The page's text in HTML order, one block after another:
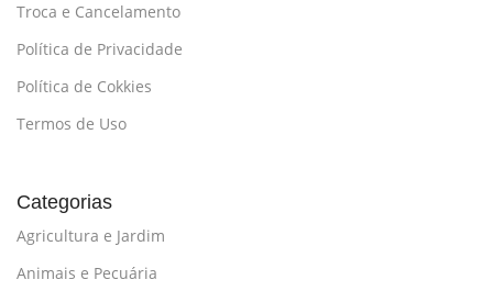
Troca e Cancelamento
Política de Privacidade
Política de Cokkies
Termos de Uso
Categorias
Agricultura e Jardim
Animais e Pecuária